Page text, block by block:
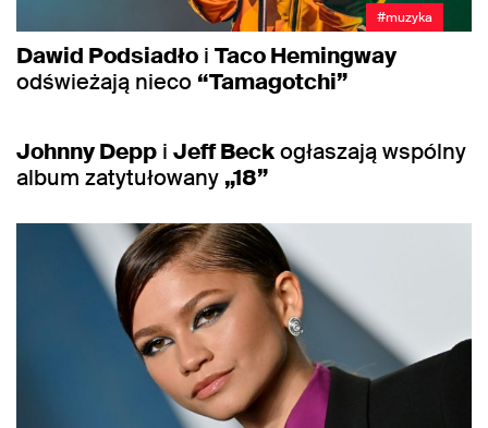
#muzyka
Dawid Podsiadło i Taco Hemingway
odświeżają nieco “Tamagotchi”
Johnny Depp i Jeff Beckogłaszają wspólny
album zatytułowany „18”